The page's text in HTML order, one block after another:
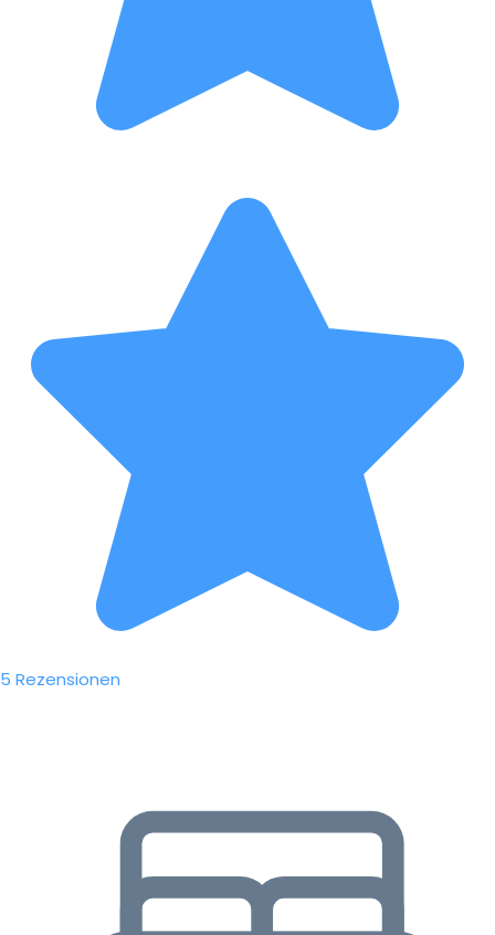
5 Rezensionen